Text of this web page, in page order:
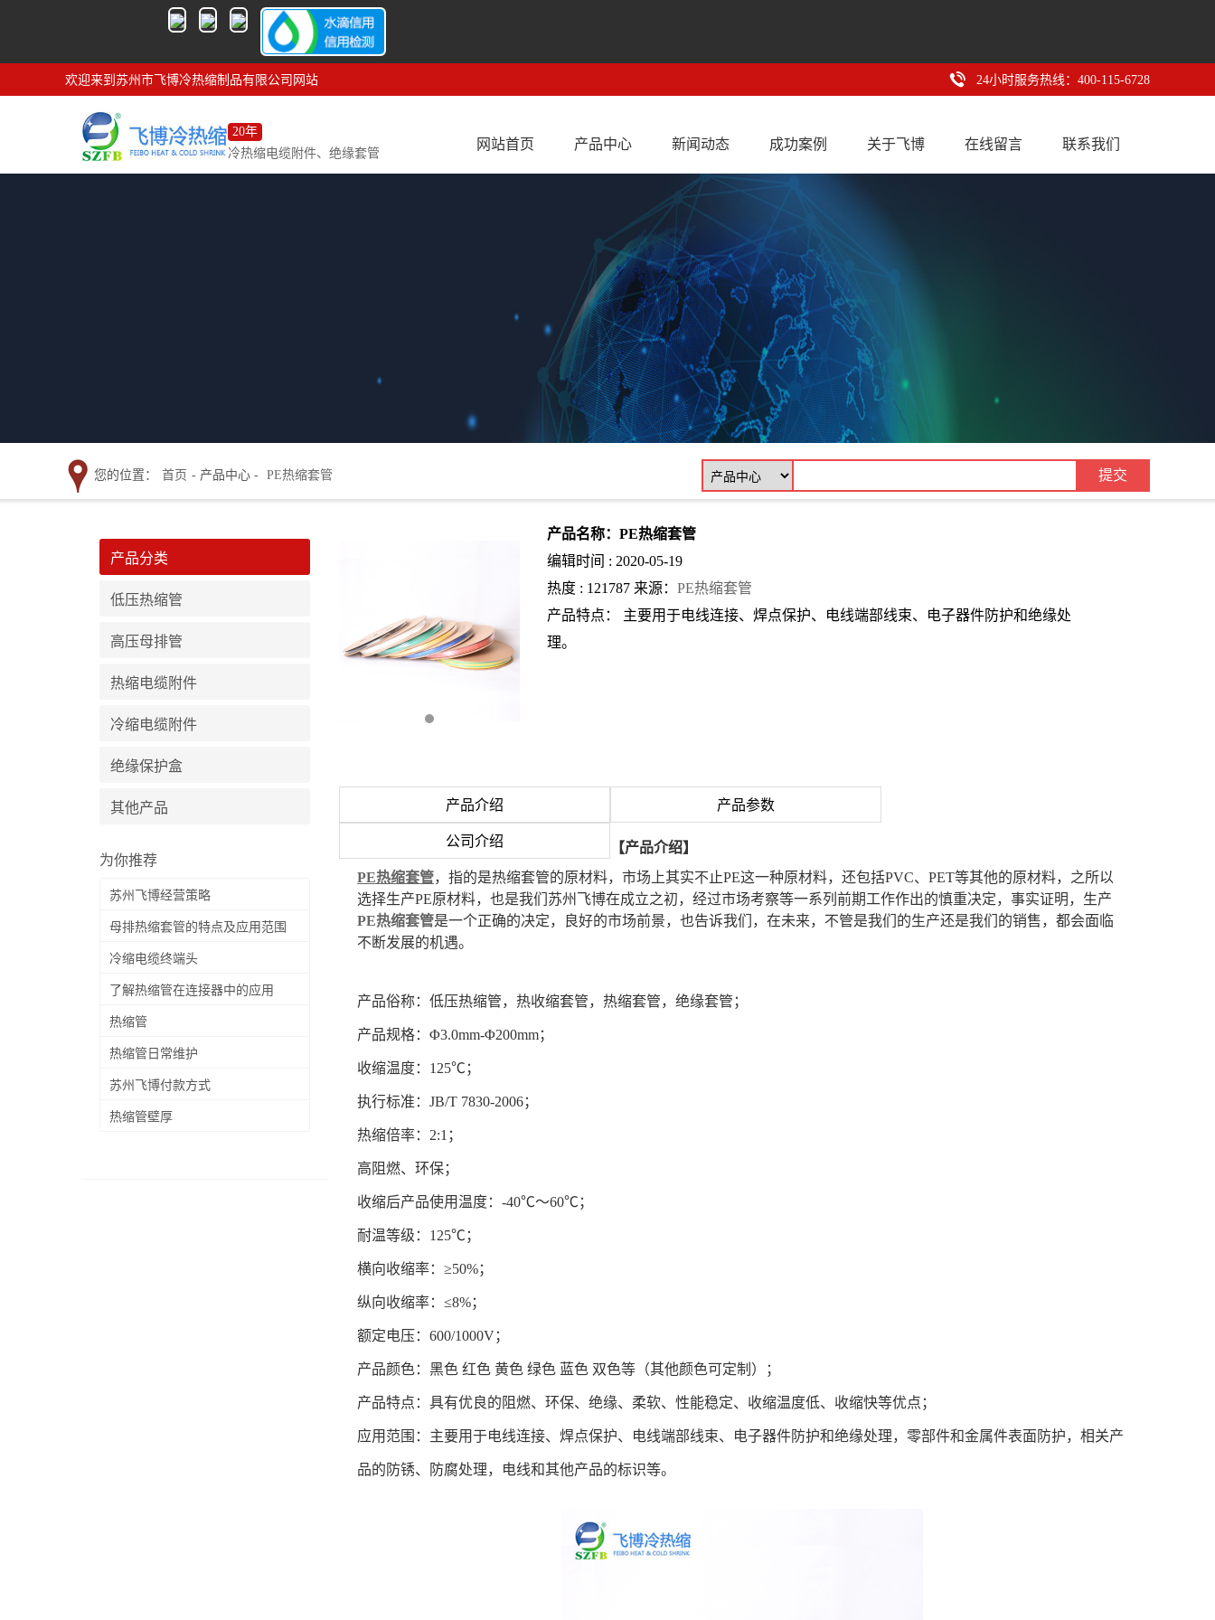
欢迎来到苏州市飞博冷热缩制品有限公司网站 24小时服务热线：400-115-6728
20年
冷热缩电缆附件、绝缘套管
网站首页 产品中心 新闻动态 成功案例 关于飞博 在线留言 联系我们
您的位置： 首页 - 产品中心 - PE热缩套管
产品分类
低压热缩管
高压母排管
热缩电缆附件
冷缩电缆附件
绝缘保护盒
其他产品
为你推荐
苏州飞博经营策略
母排热缩套管的特点及应用范围
冷缩电缆终端头
了解热缩管在连接器中的应用
热缩管
热缩管日常维护
苏州飞博付款方式
热缩管壁厚
产品名称：PE热缩套管
编辑时间 : 2020-05-19
热度 : 121787 来源： PE热缩套管
产品特点： 主要用于电线连接、焊点保护、电线端部线束、电子器件防护和绝缘处
理。
产品介绍 产品参数
公司介绍
【产品介绍】
PE热缩套管，指的是热缩套管的原材料，市场上其实不止PE这一种原材料，还包括PVC、PET等其他的原材料，之所以
选择生产PE原材料，也是我们苏州飞博在成立之初，经过市场考察等一系列前期工作作出的慎重决定，事实证明，生产
PE热缩套管是一个正确的决定，良好的市场前景，也告诉我们，在未来，不管是我们的生产还是我们的销售，都会面临
不断发展的机遇。
产品俗称：低压热缩管，热收缩套管，热缩套管，绝缘套管；
产品规格：Φ3.0mm-Φ200mm；
收缩温度：125℃；
执行标准：JB/T 7830-2006；
热缩倍率：2:1；
高阻燃、环保；
收缩后产品使用温度：-40℃～60℃；
耐温等级：125℃；
横向收缩率：≥50%；
纵向收缩率：≤8%；
额定电压：600/1000V；
产品颜色：黑色 红色 黄色 绿色 蓝色 双色等（其他颜色可定制）；
产品特点：具有优良的阻燃、环保、绝缘、柔软、性能稳定、收缩温度低、收缩快等优点；
应用范围：主要用于电线连接、焊点保护、电线端部线束、电子器件防护和绝缘处理，零部件和金属件表面防护，相关产
品的防锈、防腐处理，电线和其他产品的标识等。